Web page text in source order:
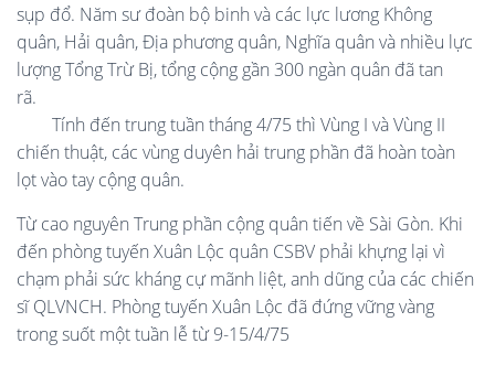
sụp đổ. Năm sư đoàn bộ binh và các lực lương Không
quân, Hải quân, Địa phương quân, Nghĩa quân và nhiều lực
lượng Tổng Trừ Bị, tổng cộng gần 300 ngàn quân đã tan
rã.
Tính đến trung tuần tháng 4/75 thì Vùng I và Vùng II
chiến thuật, các vùng duyên hải trung phần đã hoàn toàn
lọt vào tay cộng quân.
Từ cao nguyên Trung phần cộng quân tiến về Sài Gòn. Khi
đến phòng tuyến Xuân Lộc quân CSBV phải khựng lại vì
chạm phải sức kháng cự mãnh liệt, anh dũng của các chiến
sĩ QLVNCH. Phòng tuyến Xuân Lộc đã đứng vững vàng
trong suốt một tuần lễ từ 9-15/4/75